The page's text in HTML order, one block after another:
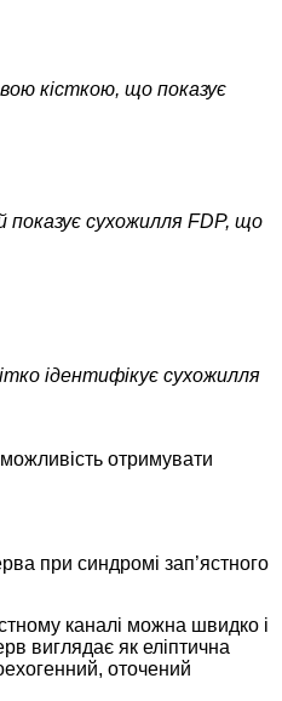
кісткою, що показує
показує сухожилля FDP, що
ідентифікує сухожилля
отримувати
при синдромі зап’ястного
каналі можна швидко і
виглядає як еліптична
оточений